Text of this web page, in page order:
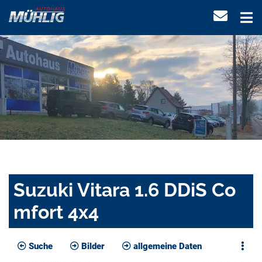
Suzuki Vitara 1.6 DDiS Co
mfort 4x4
Suche Bilder allgemeine Daten